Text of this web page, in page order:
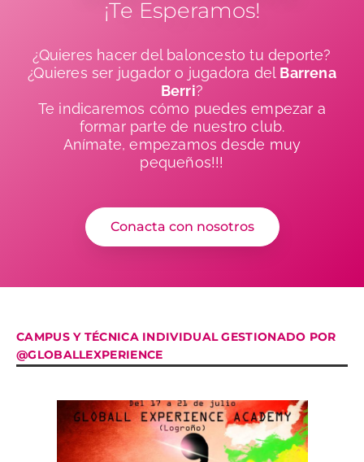
¡Te Esperamos!
¿Quieres hacer del baloncesto tu deporte?
¿Quieres ser jugador o jugadora del Barrena
Berri?
Te indicaremos cómo puedes empezar a
formar parte de nuestro club.
Anímate, empezamos desde muy
pequeños!!!
Conacta con nosotros
CAMPUS Y TÉCNICA INDIVIDUAL GESTIONADO POR
@GLOBALLEXPERIENCE